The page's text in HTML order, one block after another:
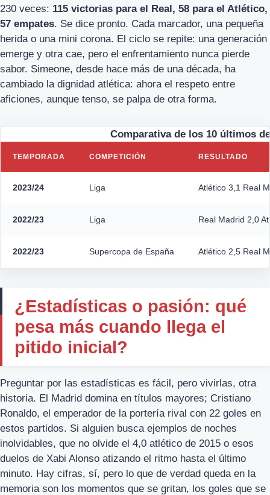
230 veces: 115 victorias para el Real, 58 para el Atlético,
57 empates. Se dice pronto. Cada marcador, una pequeña
herida o una mini corona. El ciclo se repite: una generación
emerge y otra cae, pero el enfrentamiento nunca pierde
sabor. Simeone, desde hace más de una década, ha
cambiado la dignidad atlética: ahora el respeto entre
aficiones, aunque tenso, se palpa de otra forma.
Comparativa de los 10 últimos
TEMPORADA COMPETICIÓN RESULTADO
2023/24 Liga Atlético 3,1 Real
2022/23 Liga Real Madrid 2,0
2022/23 Supercopa de España Atlético 2,5 Real
¿Estadísticas o pasión: qué
pesa más cuando llega el
pitido inicial?
Preguntar por las estadísticas es fácil, pero vivirlas, otra
historia. El Madrid domina en títulos mayores; Cristiano
Ronaldo, el emperador de la portería rival con 22 goles en
estos partidos. Si alguien busca ejemplos de noches
inolvidables, que no olvide el 4,0 atlético de 2015 o esos
duelos de Xabi Alonso atizando el ritmo hasta el último
minuto. Hay cifras, sí, pero lo que de verdad queda en la
memoria son los momentos que se gritan, los goles que se